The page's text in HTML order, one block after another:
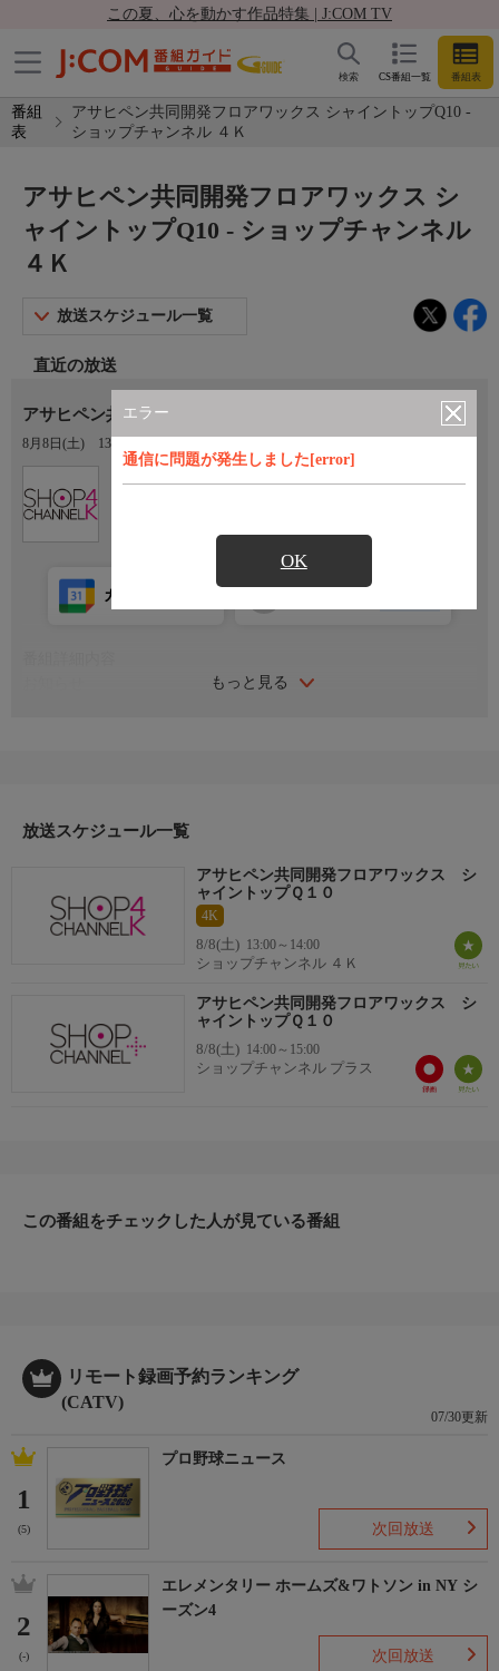
この夏、心を動かす作品特集 | J:COM TV
CS番組一覧 番組表
検索
番組
表
アサヒペン共同開発フロアワックス シャイントップQ10 -
ショップチャンネル ４Ｋ
エラー
通信に問題が発生しました[error]
OK
アサヒペン共同開発フロアワックス シ
ャイントップQ10 - ショップチャンネル
４Ｋ
放送スケジュール一覧
直近の放送
アサヒペン共同開発フロアワックス シャイントップＱ１０
8月8日(土) 13:00〜14:00
もっと見る
カレンダー登録
＊ライブ放送につき、番組および商品内容に変更が生じる場合も
ＨＰ：https://www.shopch.jp
放送スケジュール一覧
アサヒペン共同開発フロアワックス シ
ャイントップＱ１０
4K
8/8(土) 13:00～14:00
ショップチャンネル ４Ｋ
アサヒペン共同開発フロアワックス シ
ャイントップＱ１０
8/8(土) 14:00～15:00
ショップチャンネル プラス
この番組をチェックした人が見ている番組
リモート録画予約ランキング
(CATV)
07/30更新
1
(5)
プロ野球ニュース
次回放送
2
(-)
エレメンタリー ホームズ&ワトソン in NY シ
ーズン4
次回放送